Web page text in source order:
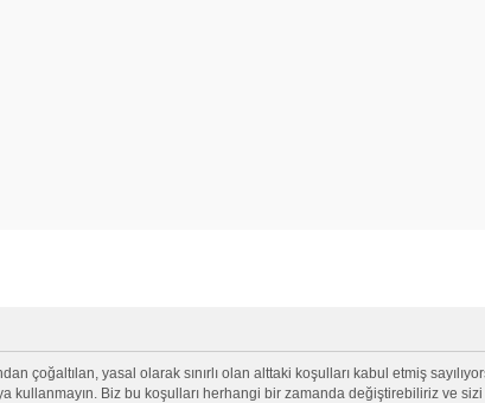
çoğaltılan, yasal olarak sınırlı olan alttaki koşulları kabul etmiş
kullanmayın. Biz bu koşulları herhangi bir zamanda değiştirebiliriz ve